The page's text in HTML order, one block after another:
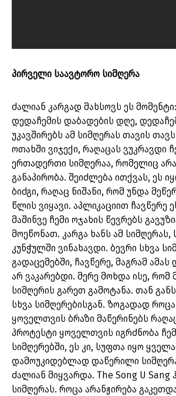
პირველი საავტორო სიმღერა
ძალიან კარგად მახსოვს ეს
დედაჩემის დაბადების დღე,
უკავშირებს ამ სიმღერას თავის
ოთახში ვიჯექი, რაღაცას ვუკრავდი
ერთადერთი სიმღერაა, რომელიც
განაპირობა. შეიძლება ითქვას, ეს
ბიძგი, რაღაც ნიშანი, რომ უნდა
წლის ვიყავი. აპლიკაციით ჩავწერე
მაშინვე ჩემი ოჯახის წევრებს
მოეწონათ. კარგა ხანს ამ სიმღერას,
კუნჭულში ვინახავდი. ბევრი სხვა
გადაცემებში, ჩავწერე, მაგრამ
არ ვაკარებდი. მერე მოხდა ისე, რომ
სიმღერის გარეთ გამოტანა. თან
სხვა სიმღერებისგან. ზოგადად
ყოველთვის ბრაზი მაწერინებს
პროტესტი ყოველთვის იგრძნობა
სიმღერებში, ეს კი, სუფთა იყო
დამოუკიდებლად დაწერილი
ძალიან მიყვარდა. The Song U Sang
სიმღერას. როცა არანჟირება